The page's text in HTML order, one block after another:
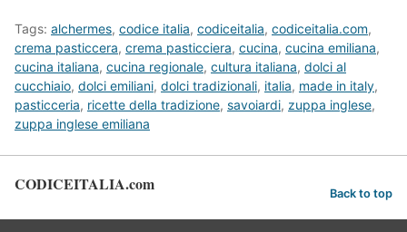
Tags: alchermes, codice italia, codiceitalia, codiceitalia.com,
crema pasticcera, crema pasticciera, cucina, cucina emiliana,
cucina italiana, cucina regionale, cultura italiana, dolci al
cucchiaio, dolci emiliani, dolci tradizionali, italia, made in italy,
pasticceria, ricette della tradizione, savoiardi, zuppa inglese,
zuppa inglese emiliana
CODICEITALIA.com Back to top